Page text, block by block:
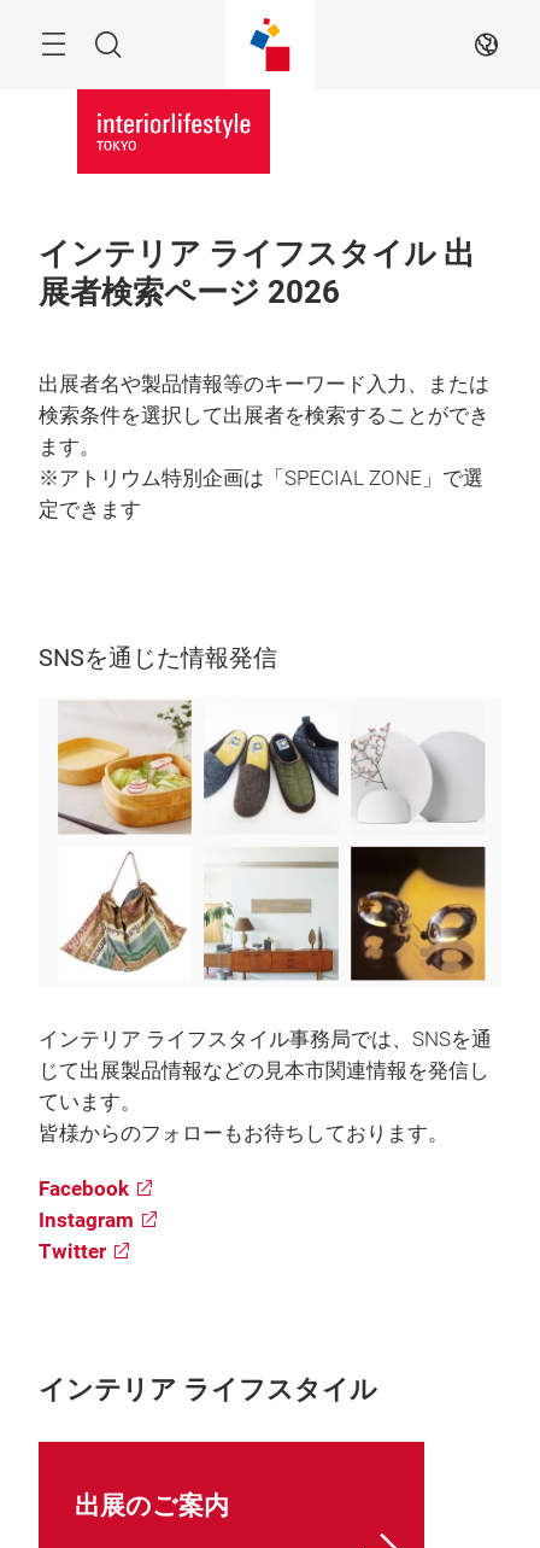
Search JA
インテリア ライフスタイル 出
展者検索ページ 2026
出展者名や製品情報等のキーワード入力、または
検索条件を選択して出展者を検索することができ
ます。
※アトリウム特別企画は「SPECIAL ZONE」で選
定できます
SNSを通じた情報発信
インテリア ライフスタイル事務局では、SNSを通
じて出展製品情報などの見本市関連情報を発信し
ています。
皆様からのフォローもお待ちしております。
Facebook
Instagram
Twitter
インテリア ライフスタイル
出展のご案内